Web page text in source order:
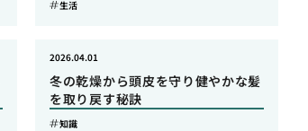
生活
冬の乾燥から頭皮を守り健やかな髪
を取り戻す秘訣
2026.04.01
知識